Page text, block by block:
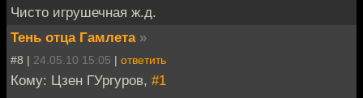
Чисто игрушечная ж.д.
Тень отца Гамлета »
#8 | 24.05.10 15:05 | ответить
Кому: Цзен ГУргуров, #1